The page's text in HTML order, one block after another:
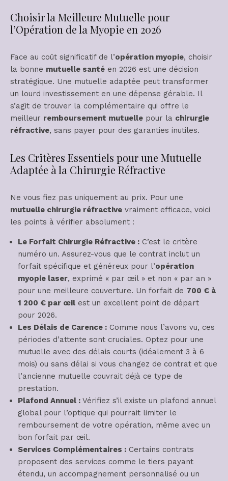
Choisir la Meilleure Mutuelle pour
l’Opération de la Myopie en 2026
Face au coût significatif de l’opération myopie, choisir
la bonne mutuelle santé en 2026 est une décision
stratégique. Une mutuelle adaptée peut transformer
un lourd investissement en une dépense gérable. Il
s’agit de trouver la complémentaire qui offre le
meilleur remboursement mutuelle pour la chirurgie
réfractive, sans payer pour des garanties inutiles.
Les Critères Essentiels pour une Mutuelle
Adaptée à la Chirurgie Réfractive
Ne vous fiez pas uniquement au prix. Pour une
mutuelle chirurgie réfractive vraiment efficace, voici
les points à vérifier absolument :
Le Forfait Chirurgie Réfractive : C’est le critère
numéro un. Assurez-vous que le contrat inclut un
forfait spécifique et généreux pour l’opération
myopie laser, exprimé « par œil » et non « par an »
pour une meilleure couverture. Un forfait de 700 € à
1 200 € par œil est un excellent point de départ
pour 2026.
Les Délais de Carence : Comme nous l’avons vu, ces
périodes d’attente sont cruciales. Optez pour une
mutuelle avec des délais courts (idéalement 3 à 6
mois) ou sans délai si vous changez de contrat et que
l’ancienne mutuelle couvrait déjà ce type de
prestation.
Plafond Annuel : Vérifiez s’il existe un plafond annuel
global pour l’optique qui pourrait limiter le
remboursement de votre opération, même avec un
bon forfait par œil.
Services Complémentaires : Certains contrats
proposent des services comme le tiers payant
étendu, un accompagnement personnalisé ou un